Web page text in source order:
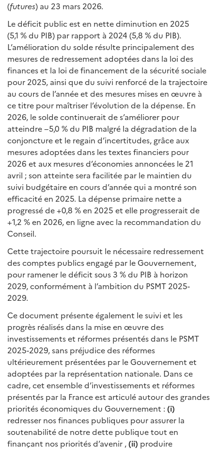
(futures) au 23 mars 2026.
Le déficit public est en nette diminution en 2025
(5,1 % du PIB) par rapport à 2024 (5,8 % du PIB).
L’amélioration du solde résulte principalement des
mesures de redressement adoptées dans la loi des
finances et la loi de financement de la sécurité sociale
pour 2025, ainsi que du suivi renforcé de la trajectoire
au cours de l’année et des mesures mises en œuvre à
ce titre pour maîtriser l’évolution de la dépense. En
2026, le solde continuerait de s’améliorer pour
atteindre −5,0 % du PIB malgré la dégradation de la
conjoncture et le regain d’incertitudes, grâce aux
mesures adoptées dans les textes financiers pour
2026 et aux mesures d’économies annoncées le 21
avril ; son atteinte sera facilitée par le maintien du
suivi budgétaire en cours d’année qui a montré son
efficacité en 2025. La dépense primaire nette a
progressé de +0,8 % en 2025 et elle progresserait de
+1,2 % en 2026, en ligne avec la recommandation du
Conseil.
Cette trajectoire poursuit le nécessaire redressement
des comptes publics engagé par le Gouvernement,
pour ramener le déficit sous 3 % du PIB à horizon
2029, conformément à l’ambition du PSMT 2025-
2029.
Ce document présente également le suivi et les
progrès réalisés dans la mise en œuvre des
investissements et réformes présentés dans le PSMT
2025-2029, sans préjudice des réformes
ultérieurement présentées par le Gouvernement et
adoptées par la représentation nationale. Dans ce
cadre, cet ensemble d’investissements et réformes
présentés par la France est articulé autour des grandes
priorités économiques du Gouvernement : (i)
redresser nos finances publiques pour assurer la
soutenabilité de notre dette publique tout en
finançant nos priorités d’avenir ,(ii) produire